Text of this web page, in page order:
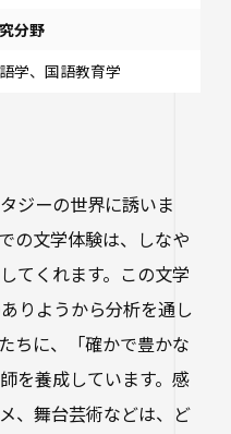
ジーの世界に誘いま
の文学体験は、しなや
てくれます。この文学
りようから分析を通し
ちに、「確かで豊かな
を養成しています。感
、舞台芸術などは、ど
分野
学、国語教育学